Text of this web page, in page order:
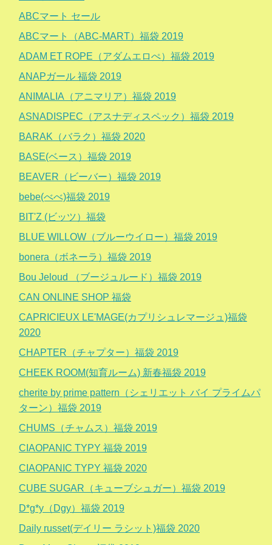
ABCマート セール
ABCマート（ABC-MART）福袋 2019
ADAM ET ROPE（アダムエロぺ）福袋 2019
ANAPガール 福袋 2019
ANIMALIA（アニマリア）福袋 2019
ASNADISPEC（アスナディスペック）福袋 2019
BARAK（バラク）福袋 2020
BASE(ベース）福袋 2019
BEAVER（ビーバー）福袋 2019
bebe(べべ)福袋 2019
BIT'Z (ビッツ）福袋
BLUE WILLOW（ブルーウイロー）福袋 2019
bonera（ボネーラ）福袋 2019
Bou Jeloud （ブージュルード）福袋 2019
CAN ONLINE SHOP 福袋
CAPRICIEUX LE'MAGE(カプリシュレマージュ)福袋
2020
CHAPTER（チャプター）福袋 2019
CHEEK ROOM(知育ルーム) 新春福袋 2019
cherite by prime pattern（シェリエット バイ プライムパ
ターン）福袋 2019
CHUMS（チャムス）福袋 2019
CIAOPANIC TYPY 福袋 2019
CIAOPANIC TYPY 福袋 2020
CUBE SUGAR（キューブシュガー）福袋 2019
D*g*y（Dgy）福袋 2019
Daily russet(デイリー ラシット)福袋 2020